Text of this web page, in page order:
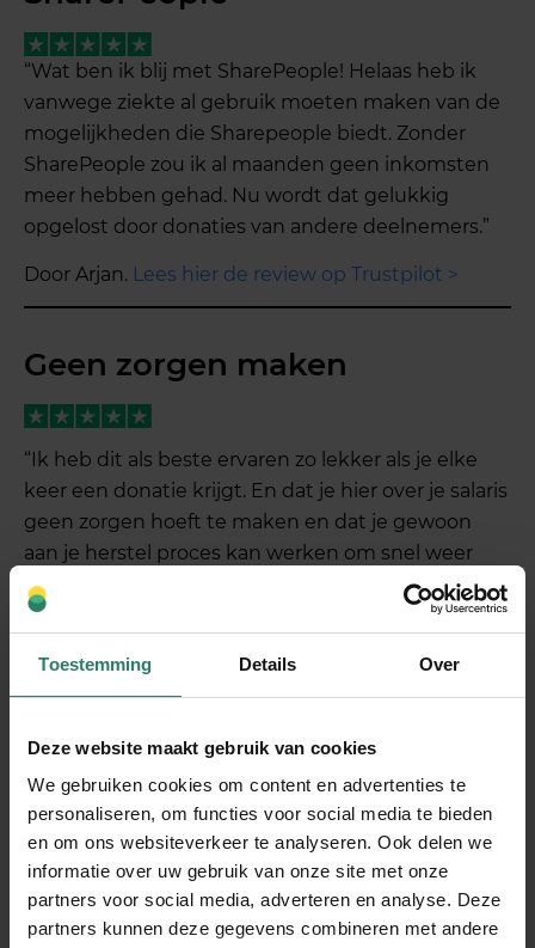
Toestemming Details Over
Deze website maakt gebruik van cookies
We gebruiken cookies om content en advertenties te
personaliseren, om functies voor social media te bieden
en om ons websiteverkeer te analyseren. Ook delen we
informatie over uw gebruik van onze site met onze
partners voor social media, adverteren en analyse. Deze
partners kunnen deze gegevens combineren met andere
“Wat ben ik blij met SharePeople! Helaas heb ik
vanwege ziekte al gebruik moeten maken van de
mogelijkheden die Sharepeople biedt. Zonder
SharePeople zou ik al maanden geen inkomsten
meer hebben gehad. Nu wordt dat gelukkig
opgelost door donaties van andere deelnemers.”
Door Arjan. Lees hier de review op Trustpilot >
Geen zorgen maken
“Ik heb dit als beste ervaren zo lekker als je elke
keer een donatie krijgt. En dat je hier over je salaris
geen zorgen hoeft te maken en dat je gewoon
aan je herstel proces kan werken om snel weer
aan de werk te kunnen. Bedankt SharePeople
voor de goede steun en natuurlijk ook alle
Door G.Huisman.Lees hier de review op Trustpilot
Ervaring tijdens ziekte
“Helaas ben ik voor langere tijd uitgevallen door
ziekte. Na mijn ziekmelding heb ik op verzoek van